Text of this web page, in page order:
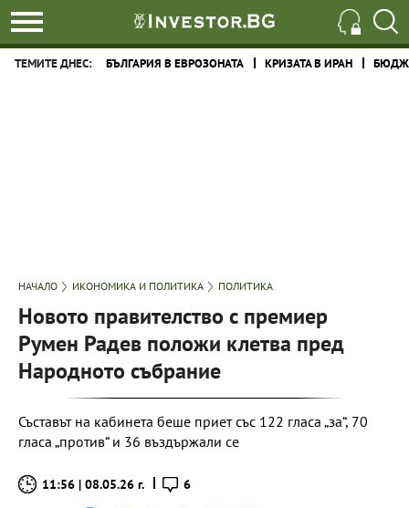
ТЕМИТЕ ДНЕС: БЪЛГАРИЯ В ЕВРОЗОНАТА КРИЗАТА В ИРАН
НАЧАЛО ИКОНОМИКА И ПОЛИТИКА ПОЛИТИКА
Новото правителство с премиер
Румен Радев положи клетва пред
Народното събрание
Съставът на кабинета беше приет със 122 гласа „за“, 70
гласа „против“ и 36 въздържали се
11:56 | 08.05.26 г. 6